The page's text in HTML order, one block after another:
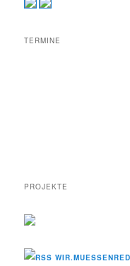
TERMINE
PROJEKTE